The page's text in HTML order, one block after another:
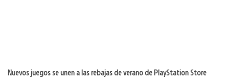
Nuevos juegos se unen a las rebajas de verano de PlayStation Store